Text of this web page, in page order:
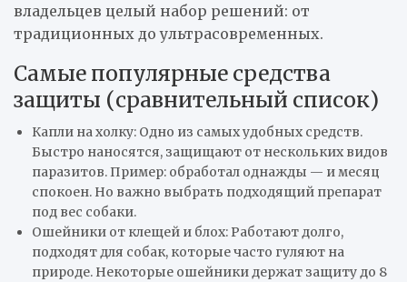
владельцев целый набор решений: от
традиционных до ультрасовременных.
Самые популярные средства
защиты (сравнительный список)
Капли на холку: Одно из самых удобных средств.
Быстро наносятся, защищают от нескольких видов
паразитов. Пример: обработал однажды — и месяц
спокоен. Но важно выбрать подходящий препарат
под вес собаки.
Ошейники от клещей и блох: Работают долго,
подходят для собак, которые часто гуляют на
природе. Некоторые ошейники держат защиту до 8